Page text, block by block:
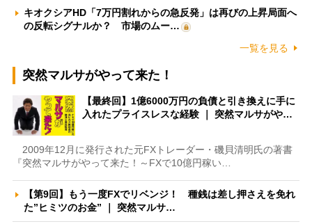
キオクシアHD「7万円割れからの急反発」は再びの上昇局面へ
の反転シグナルか？ 市場のムー…
一覧を見る
突然マルサがやって来た！
【最終回】1億6000万円の負債と引き換えに手に
入れたプライスレスな経験 ｜ 突然マルサがや…
2009年12月に発行された元FXトレーダー・磯貝清明氏の著書
『突然マルサがやって来た！～FXで10億円稼い…
【第9回】もう一度FXでリベンジ！ 種銭は差し押さえを免れ
た”ヒミツのお金” ｜ 突然マルサ…